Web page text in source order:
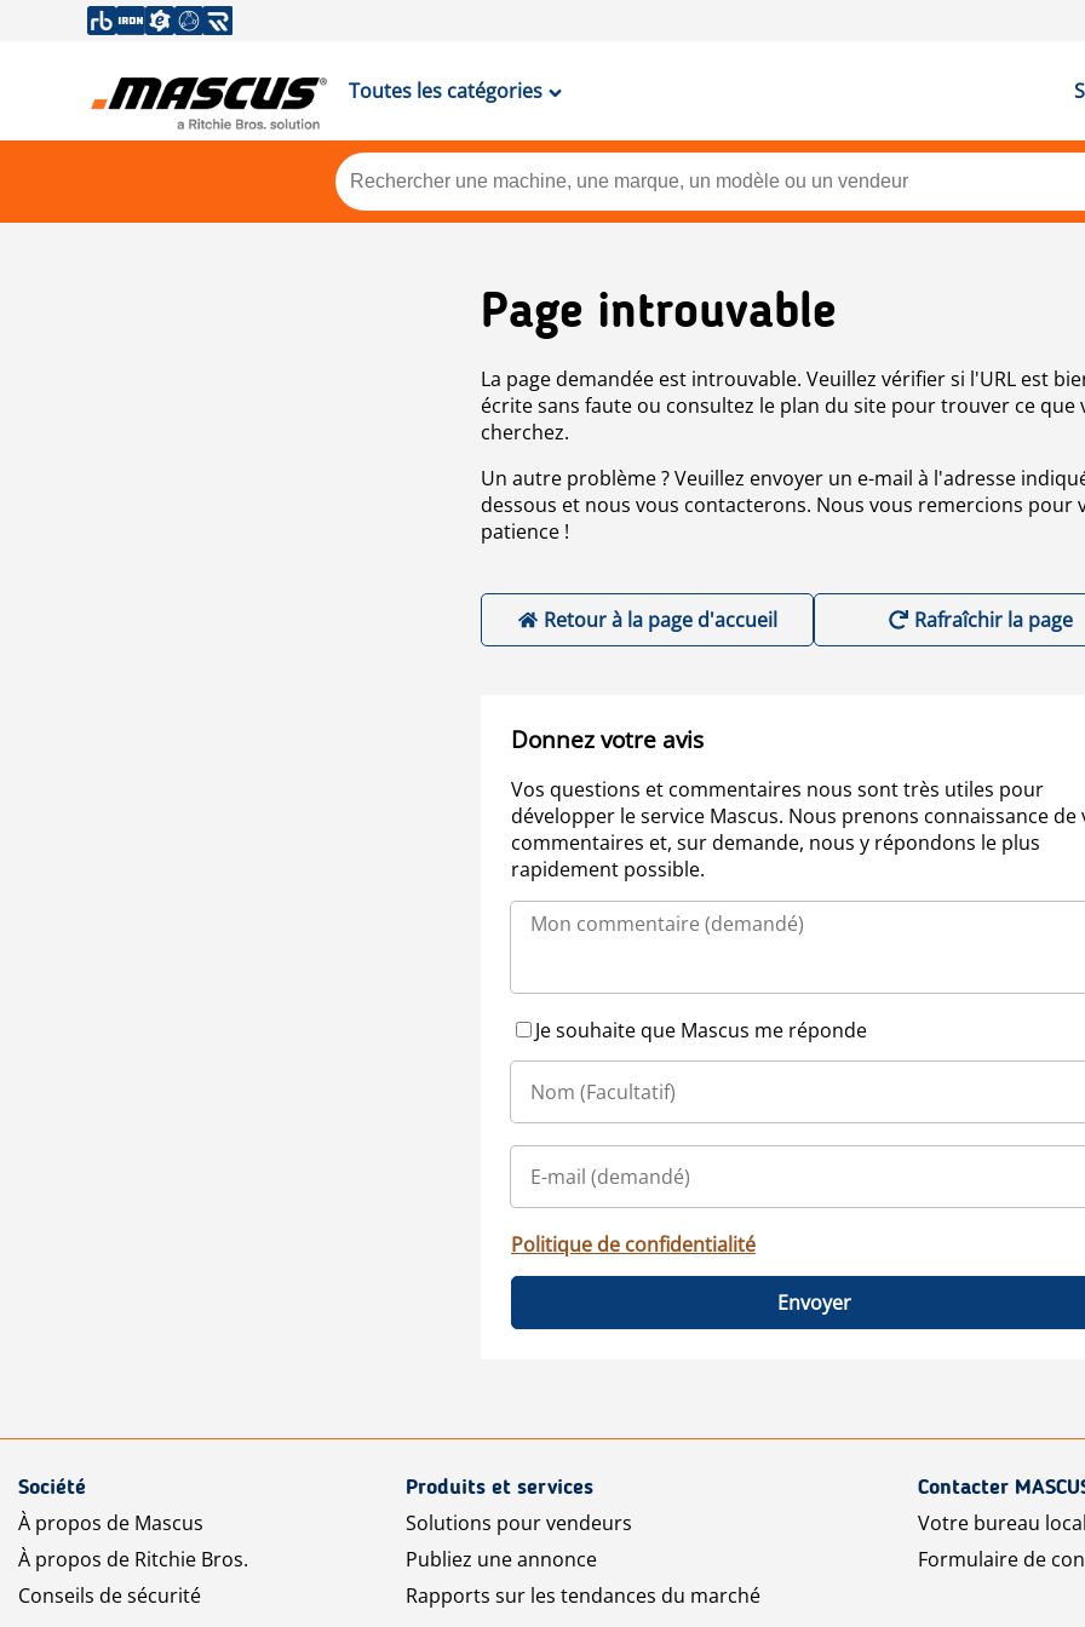
Toutes les catégories
Page introuvable
La page demandée est introuvable. Veuillez vérifier si l'URL est
écrite sans faute ou consultez le plan du site pour trouver ce que
cherchez.
Un autre problème ? Veuillez envoyer un e-mail à l'adresse
dessous et nous vous contacterons. Nous vous remercions pour
patience !
Retour à la page d'accueil Rafraîchir la page
Donnez votre avis
Vos questions et commentaires nous sont très utiles pour
développer le service Mascus. Nous prenons connaissance de
commentaires et, sur demande, nous y répondons le plus
rapidement possible.
Je souhaite que Mascus me réponde
Politique de confidentialité
Envoyer
Société
À propos de Mascus
À propos de Ritchie Bros.
Conseils de sécurité
Produits et services
Solutions pour vendeurs
Publiez une annonce
Rapports sur les tendances du marché
Contacter
Votre bureau
Formulaire de